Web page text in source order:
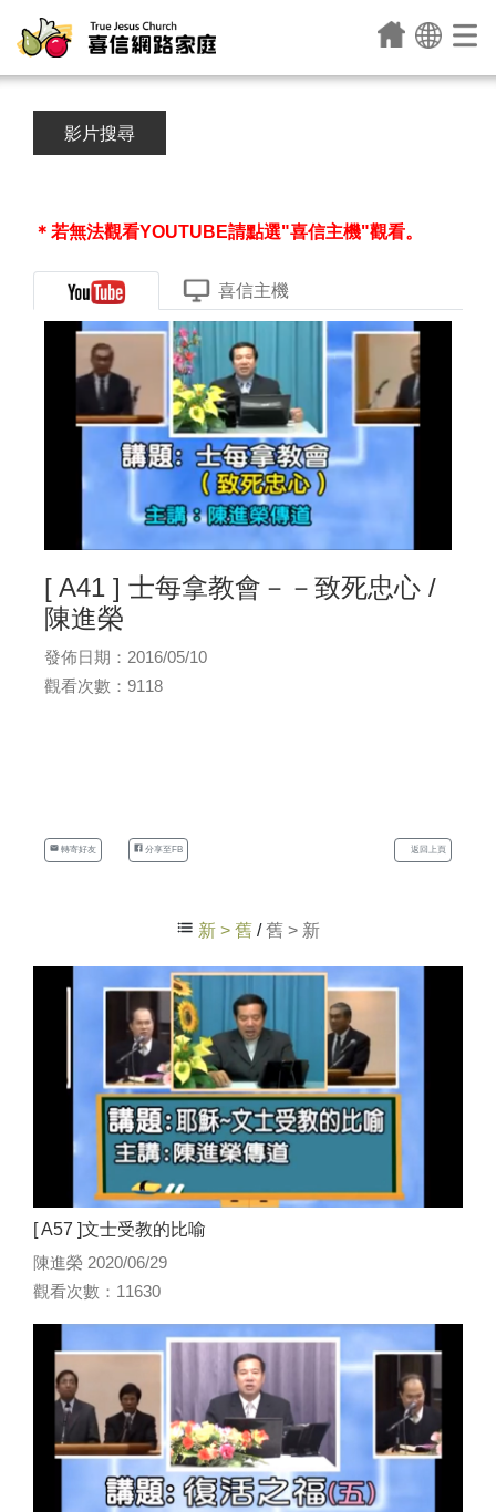
影片搜尋
＊若無法觀看YOUTUBE請點選"喜信主機"觀看。
喜信主機
[ A41 ] 士每拿教會－－致死忠心 /
陳進榮
發佈日期：2016/05/10
觀看次數：9118
轉寄好友 分享至FB 返回上頁
新 > 舊 /舊 > 新
[ A57 ]文士受教的比喻
陳進榮 2020/06/29
觀看次數：11630